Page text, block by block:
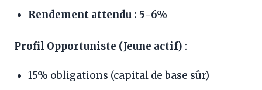
Rendement attendu : 5-6%
Profil Opportuniste (Jeune actif) :
15% obligations (capital de base sûr)